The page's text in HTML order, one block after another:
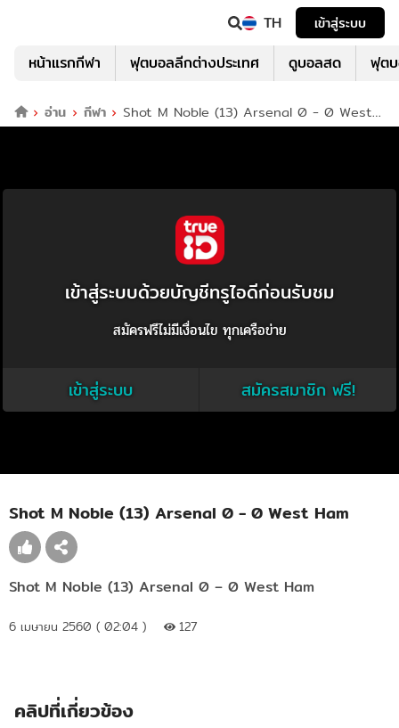
TH เข้าสู่ระบบ
หน้าแรกกีฬา ฟุตบอลลีกต่างประเทศ ดูบอลสด ฟุต
อ่าน กีฬา
Shot M Noble (13) Arsenal 0 - 0 West
Ham
เข้าสู่ระบบด้วยบัญชีทรูไอดีก่อนรับชม
สมัครฟรีไม่มีเงื่อนไข ทุกเครือข่าย
เข้าสู่ระบบ สมัครสมาชิก ฟรี!
Shot M Noble (13) Arsenal 0 - 0 West Ham
Shot M Noble (13) Arsenal 0 – 0 West Ham
6 เมษายน 2560 ( 02:04 ) 127
คลิปที่เกี่ยวข้อง